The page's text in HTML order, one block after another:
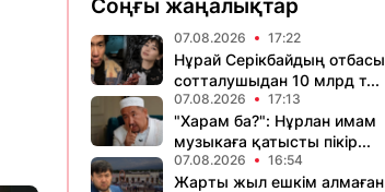
Соңғы жаңалықтар
07.08.2026 17:22
Нұрай Серікбайдың отбасы
сотталушыдан 10 млрд т...
07.08.2026 17:13
"Харам ба?": Нұрлан имам
музыкаға қатысты пікір...
07.08.2026 16:54
Жарты жыл ешкім алмаған